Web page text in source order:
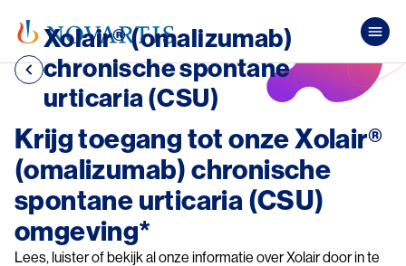
Xolair® (omalizumab)
chronische spontane
urticaria (CSU)
Krijg toegang tot onze Xolair®
(omalizumab) chronische
spontane urticaria (CSU)
omgeving*
Lees, luister of bekijk al onze informatie over Xolair door in te